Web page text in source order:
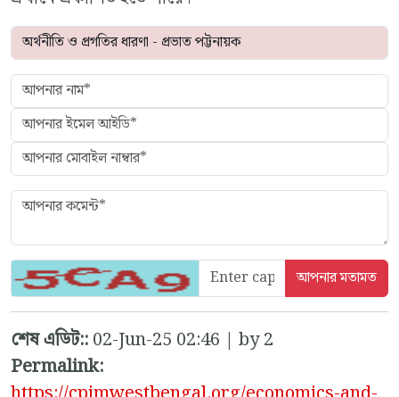
শেষ এডিট::02-Jun-25 02:46 | by 2
Permalink: